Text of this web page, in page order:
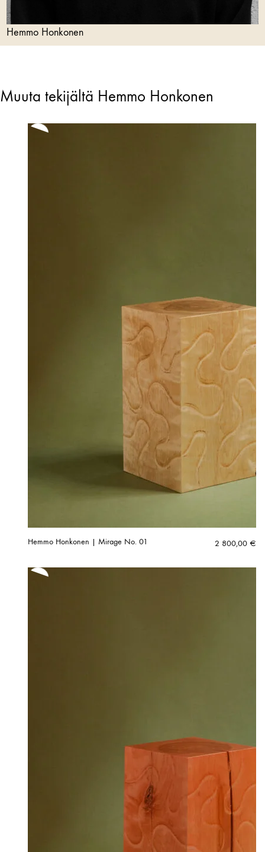
Hemmo Honkonen
Muuta tekijältä Hemmo Honkonen
Hemmo Honkonen | Mirage No. 01 2 800,00 €